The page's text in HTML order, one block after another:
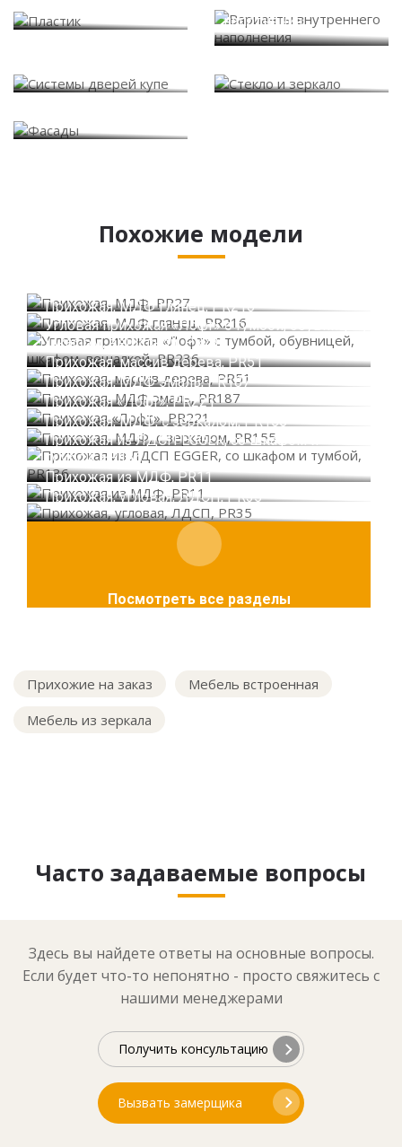
наполнения
Похожие модели
Прихожая, МДФ глянец, PR216
Угловая прихожая «Лофт» с тумбой, обувницей,
шкафом, вешалкой, PR236
Прихожая, массив дерева, PR51
Прихожая, МДФ эмаль, PR187
Прихожая «Лофт», PR221
Прихожая, МДФ, с зеркалом, PR155
Прихожая из ЛДСП EGGER, со шкафом и
тумбой, PR136
Прихожая из МДФ, PR11
Прихожая, угловая, ЛДСП, PR35
Посмотреть все разделы
Прихожие на заказ
Мебель встроенная
Мебель из зеркала
Часто задаваемые вопросы
Здесь вы найдете ответы на основные вопросы.
Если будет что-то непонятно - просто свяжитесь с
нашими менеджерами
Получить консультацию
Вызвать замерщика